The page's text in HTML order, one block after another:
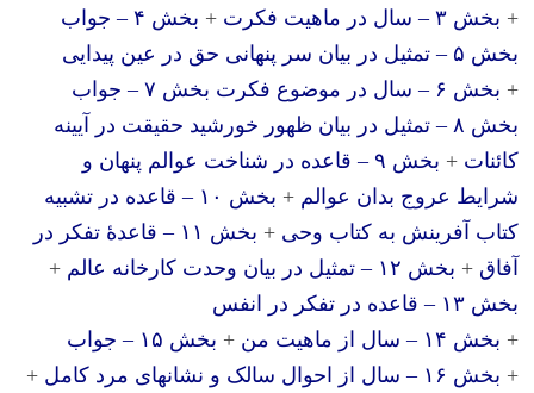
+ بخش ۳ – سال در ماهیت فکرت + بخش ۴ – جواب
بخش ۵ – تمثیل در بیان سر پنهانی حق در عین پیدایی
+ بخش ۶ – سال در موضوع فکرت
بخش ۷ – جواب
بخش ۸ – تمثیل در بیان ظهور خورشید حقیقت در آیینه
کائنات +
بخش ۹ – قاعده در شناخت عوالم پنهان و
شرایط عروج بدان عوالم +
بخش ۱۰ – قاعده در تشبیه
کتاب آفرینش به کتاب وحی +
بخش ۱۱ – قاعدهٔ تفکر در
آفاق + بخش ۱۲ – تمثیل در بیان وحدت کارخانه عالم
+
بخش ۱۳ – قاعده در تفکر در انفس
+ بخش ۱۴ – سال از ماهیت من + بخش ۱۵ – جواب
+ بخش ۱۶ – سال از احوال سالک و نشانهای مرد کامل
+